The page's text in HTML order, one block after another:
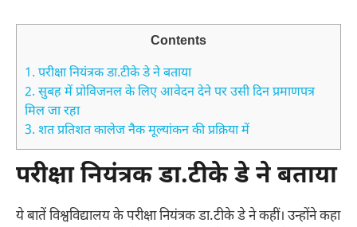
Contents
1. परीक्षा नियंत्रक डा.टीके डे ने बताया
2. सुबह में प्रोविजनल के लिए आवेदन देने पर उसी दिन प्रमाणपत्र
मिल जा रहा
3. शत प्रतिशत कालेज नैक मूल्यांकन की प्रक्रिया में
परीक्षा नियंत्रक डा.टीके डे ने बताया
ये बातें विश्वविद्यालय के परीक्षा नियंत्रक डा.टीके डे ने कहीं। उन्होंने कहा